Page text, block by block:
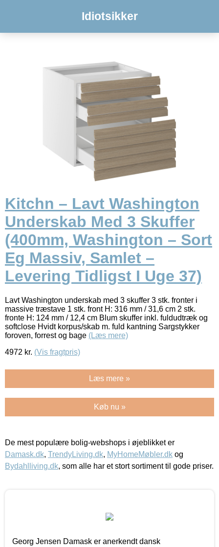
Idiotsikker
Kitchn – Lavt Washington
Underskab Med 3 Skuffer
(400mm, Washington – Sort
Eg Massiv, Samlet –
Levering Tidligst I Uge 37)
Lavt Washington underskab med 3 skuffer 3 stk. fronter i
massive træstave 1 stk. front H: 316 mm / 31,6 cm 2 stk.
fronte H: 124 mm / 12,4 cm Blum skuffer inkl. fuldudtræk og
softclose Hvidt korpus/skab m. fuld kantning Sargstykker
foroven, forrest og bage (Læs mere)
4972 kr. (Vis fragtpris)
Læs mere »
Køb nu »
De mest populære bolig-webshops i øjeblikket er
Damask.dk, TrendyLiving.dk, MyHomeMøbler.dk og
Bydahlliving.dk, som alle har et stort sortiment til gode priser.
Georg Jensen Damask er anerkendt dansk